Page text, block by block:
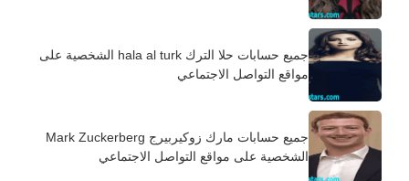
جميع حسابات حلا الترك hala al turk الشخصية على
مواقع التواصل الاجتماعي
جميع حسابات مارك زوكيربيرج Mark Zuckerberg
الشخصية على مواقع التواصل الاجتماعي